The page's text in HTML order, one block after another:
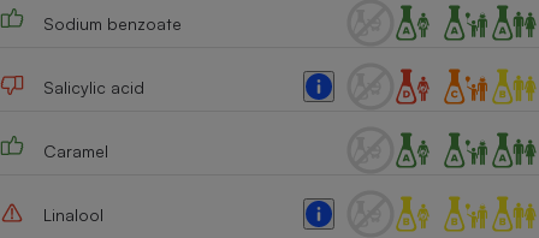
Sodium benzoate
Salicylic acid
Caramel
Linalool